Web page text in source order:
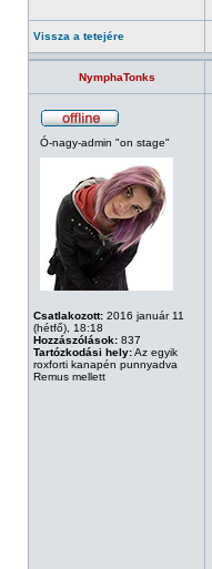
Vissza a tetejére
NymphaTonks
Ó-nagy-admin "on stage"
Csatlakozott: 2016 január 11
(hétfő), 18:18
Hozzászólások: 837
Tartózkodási hely:Az egyik
roxforti kanapén punnyadva
Remus mellett